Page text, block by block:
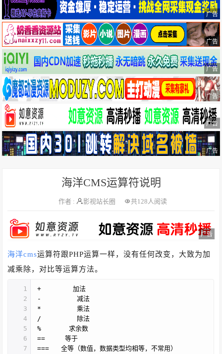
广告
广告
广告
广告
广告
广告
海洋CMS运算符说明
作者 : 影视站长圈 共128人阅读
广告
海洋cms运算符跟PHP运算一样，没有任何改变，大致为加
减乘除，对比等运算方法。
1
2
3
4
5
6
7
+ 加法
- 减法
* 乘法
/ 除法
% 求余数
== 等于
=== 全等（数值，数据类型均相等，不常用）